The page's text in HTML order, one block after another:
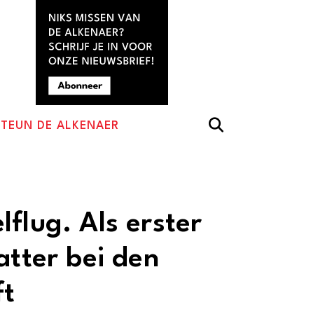
DE ALKENAER
Als erster
bei den